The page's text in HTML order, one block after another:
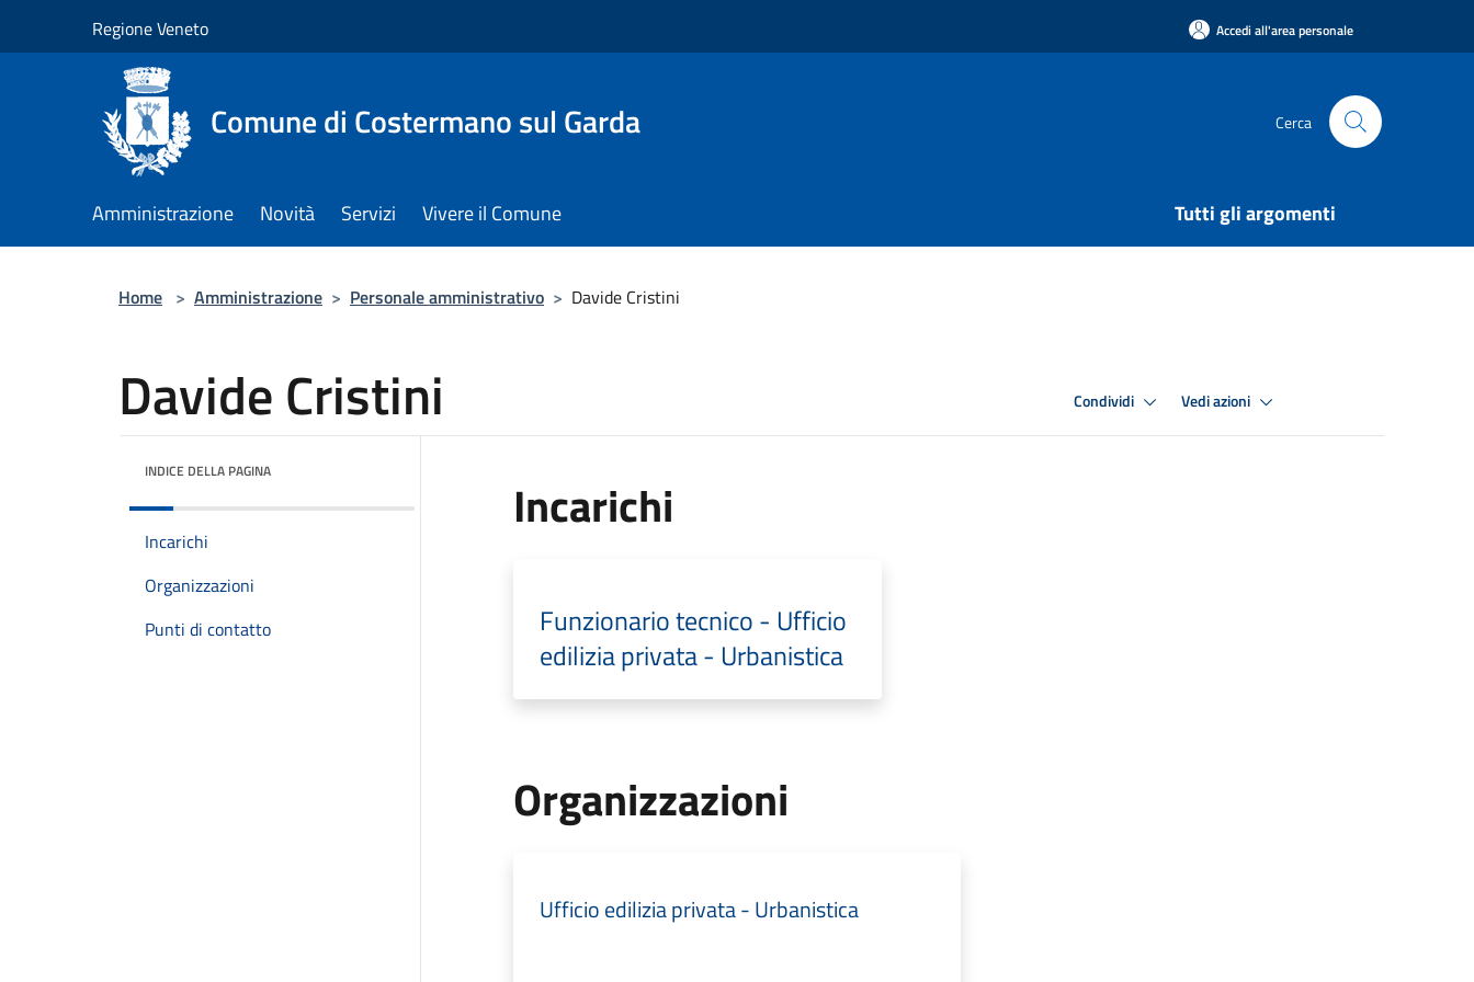
Regione Veneto Accedi all'area personale
Comune di Costermano sul Garda Cerca
Amministrazione Novità Servizi Vivere il Comune Tutti gli argomenti
Home > Amministrazione > Personale amministrativo > Davide Cristini
Davide Cristini Condividi Vedi azioni
INDICE DELLA PAGINA
Incarichi
Organizzazioni
Punti di contatto
Incarichi
Funzionario tecnico - Ufficio
edilizia privata - Urbanistica
Organizzazioni
Ufficio edilizia privata - Urbanistica